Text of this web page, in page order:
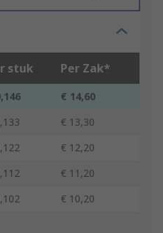
stuk Per Zak*
€ 14,60
€ 13,30
€ 12,20
€ 11,20
€ 10,20